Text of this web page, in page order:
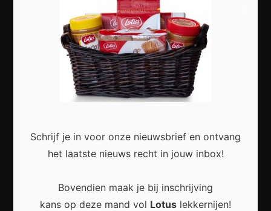
Slimme Digitalisering voor Kleine Bedrijven:
Meer Efficiëntie en Groei met Moderne
Technologie
Kleine stappen met een groot effect
Schrijf je in voor onze nieuwsbrief en ontvang
het laatste nieuws recht in jouw inbox!
Bovendien maak je bij inschrijving
kans op deze mand vol Lotus lekkernijen!